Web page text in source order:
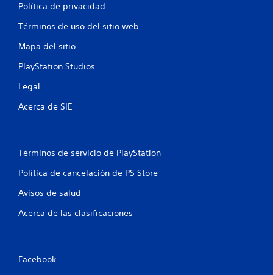
Política de privacidad
Términos de uso del sitio web
Mapa del sitio
PlayStation Studios
Legal
Acerca de SIE
Términos de servicio de PlayStation
Política de cancelación de PS Store
Avisos de salud
Acerca de las clasificaciones
Facebook